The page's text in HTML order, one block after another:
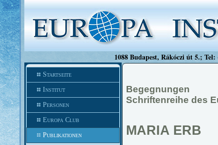
1088 Budapest, Rákóczi út 5.;
Startseite
Institut
Personen
Europa Club
Publikationen
Begegnungen
Schriftenreihe des
MARIA ERB